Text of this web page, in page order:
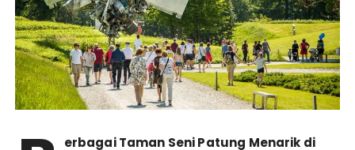
erbagai Taman Seni Patung Menarik di